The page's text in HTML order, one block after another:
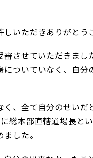
いただきありがとう
させていただきま
についていなく、自
、全て自分のせいだ
総本部直轄道場長と
した。